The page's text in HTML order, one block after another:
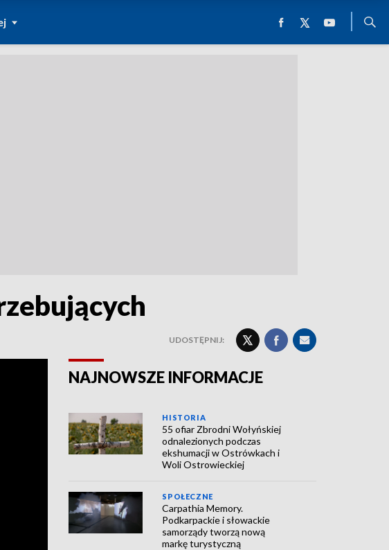
UDOSTĘPNIJ:
NAJNOWSZE INFORMACJE
HISTORIA
55 ofiar Zbrodni Wołyńskiej
odnalezionych podczas
ekshumacji w Ostrówkach i
Woli Ostrowieckiej
SPOŁECZNE
Carpathia Memory.
Podkarpackie i słowackie
samorządy tworzą nową
markę turystyczną